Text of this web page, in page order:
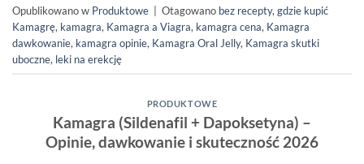
Opublikowano w Produktowe Otagowano bez recepty, gdzie kupić
Kamagrę, kamagra, Kamagra a Viagra, kamagra cena, Kamagra
dawkowanie, kamagra opinie, Kamagra Oral Jelly, Kamagra skutki
uboczne, leki na erekcję
PRODUKTOWE
Kamagra (Sildenafil + Dapoksetyna) –
Opinie, dawkowanie i skuteczność 2026